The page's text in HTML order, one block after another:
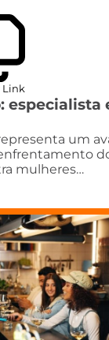
Link
especialista
um
mulheres…